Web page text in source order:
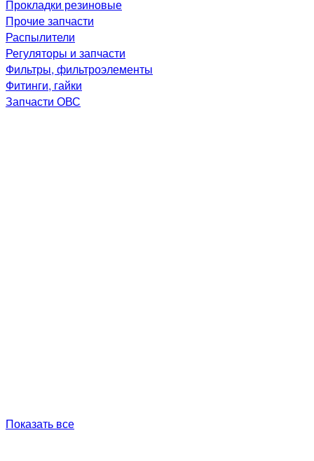
Прокладки резиновые
Прочие запчасти
Распылители
Регуляторы и запчасти
Фильтры, фильтроэлементы
Фитинги, гайки
Запчасти ОВС
Показать все